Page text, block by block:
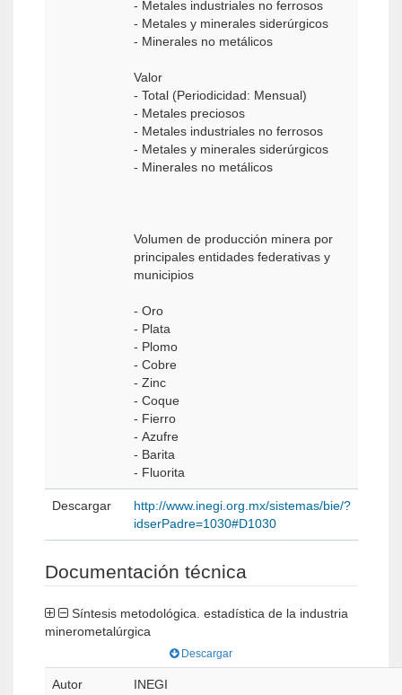
- Metales industriales no ferrosos
- Metales y minerales siderúrgicos
- Minerales no metálicos
Valor
- Total (Periodicidad: Mensual)
- Metales preciosos
- Metales industriales no ferrosos
- Metales y minerales siderúrgicos
- Minerales no metálicos
Volumen de producción minera por
principales entidades federativas y
municipios
- Oro
- Plata
- Plomo
- Cobre
- Zinc
- Coque
- Fierro
- Azufre
- Barita
- Fluorita
Descargar
http://www.inegi.org.mx/sistemas/bie/?
idserPadre=1030#D1030
Documentación técnica
minerometalúrgica
Descargar
Autor INEGI